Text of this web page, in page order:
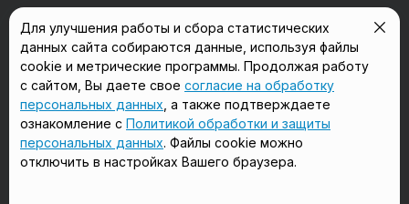
в Сергиевом Посаде в Люберцах
в Красногорске в Королёве
в Домодедово в Щёлково
Мы в соцсетях
Для улучшения работы и сбора статистических
данных сайта собираются данные, используя файлы
cookie и метрические программы. Продолжая работу
с сайтом, Вы даете свое согласие на обработку
персональных данных , а также подтверждаете
ознакомление с Политикой обработки и защиты
персональных данных. Файлы cookie можно
отключить в настройках Вашего браузера.